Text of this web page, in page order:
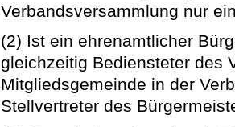
Verbandsversammlung nur
(2) Ist ein ehrenamtlicher
gleichzeitig Bediensteter des
Mitgliedsgemeinde in der
Stellvertreter des